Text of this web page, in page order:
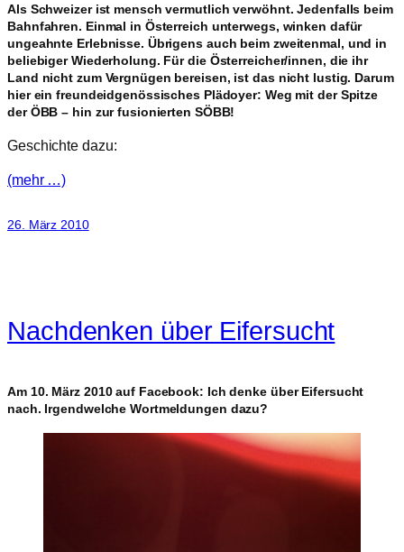
Als Schweizer ist mensch vermutlich verwöhnt. Jedenfalls beim
Bahnfahren. Einmal in Österreich unterwegs, winken dafür
ungeahnte Erlebnisse. Übrigens auch beim zweitenmal, und in
beliebiger Wiederholung. Für die Österreicher/innen, die ihr
Land nicht zum Vergnügen bereisen, ist das nicht lustig. Darum
hier ein freundeidgenössisches Plädoyer: Weg mit der Spitze
der ÖBB – hin zur fusionierten SÖBB!
Geschichte dazu:
(mehr …)
26. März 2010
Nachdenken über Eifersucht
Am 10. März 2010 auf Facebook: Ich denke über Eifersucht
nach. Irgendwelche Wortmeldungen dazu?